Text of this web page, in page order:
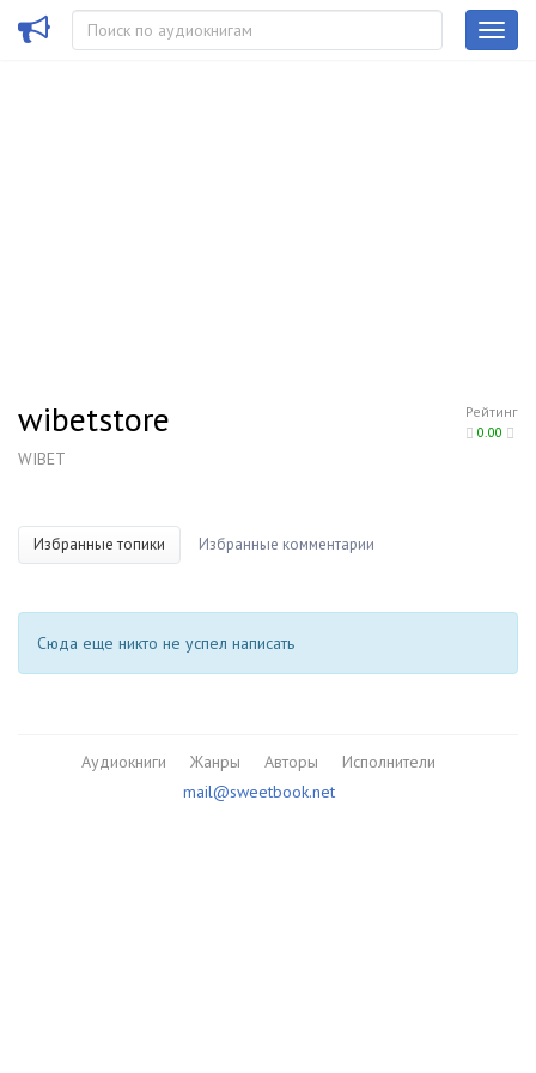
Рейтинг
0.00
wibetstore
WIBET
Избранные топики Избранные комментарии
Сюда еще никто не успел написать
Аудиокниги Жанры Авторы
Исполнители
mail@sweetbook.net